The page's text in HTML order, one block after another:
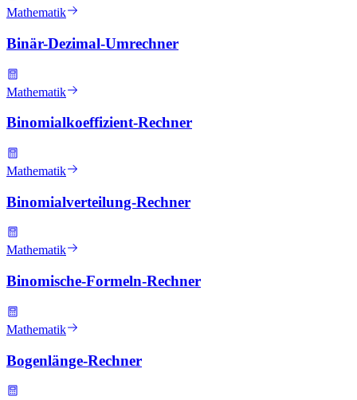
Mathematik
Binär-Dezimal-Umrechner
Mathematik
Binomialkoeffizient-Rechner
Mathematik
Binomialverteilung-Rechner
Mathematik
Binomische-Formeln-Rechner
Mathematik
Bogenlänge-Rechner